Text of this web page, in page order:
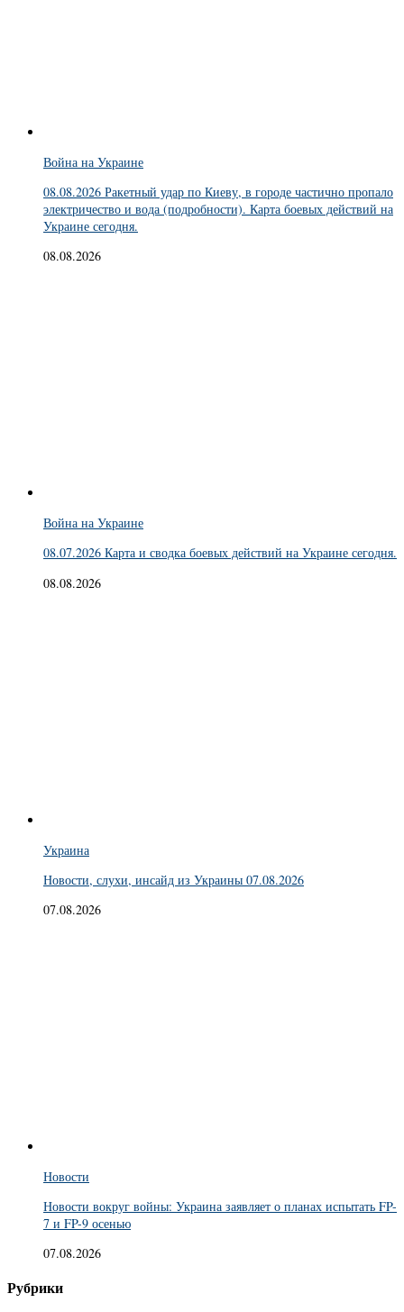
Война на Украине
08.08.2026 Ракетный удар по Киеву, в городе частично пропало
электричество и вода (подробности). Карта боевых действий на
Украине сегодня.
08.08.2026
Война на Украине
08.07.2026 Карта и сводка боевых действий на Украине сегодня.
08.08.2026
Украина
Новости, слухи, инсайд из Украины 07.08.2026
07.08.2026
Новости
Новости вокруг войны: Украина заявляет о планах испытать FP-
7 и FP-9 осенью
07.08.2026
Рубрики